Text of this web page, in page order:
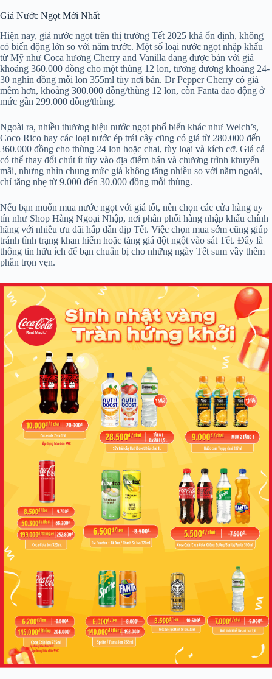
Giá Nước Ngọt Mới Nhất
Hiện nay, giá nước ngọt trên thị trường Tết 2025 khá ổn định, không
có biến động lớn so với năm trước. Một số loại nước ngọt nhập khẩu
từ Mỹ như Coca hương Cherry and Vanilla đang được bán với giá
khoảng 360.000 đồng cho một thùng 12 lon, tương đương khoảng 24-
30 nghìn đồng mỗi lon 355ml tùy nơi bán. Dr Pepper Cherry có giá
mềm hơn, khoảng 300.000 đồng/thùng 12 lon, còn Fanta dao động ở
mức gần 299.000 đồng/thùng.
Ngoài ra, nhiều thương hiệu nước ngọt phổ biến khác như Welch’s,
Coco Rico hay các loại nước ép trái cây cũng có giá từ 280.000 đến
360.000 đồng cho thùng 24 lon hoặc chai, tùy loại và kích cỡ. Giá cả
có thể thay đổi chút ít tùy vào địa điểm bán và chương trình khuyến
mãi, nhưng nhìn chung mức giá không tăng nhiều so với năm ngoái,
chỉ tăng nhẹ từ 9.000 đến 30.000 đồng mỗi thùng.
Nếu bạn muốn mua nước ngọt với giá tốt, nên chọn các cửa hàng uy
tín như Shop Hàng Ngoại Nhập, nơi phân phối hàng nhập khẩu chính
hãng với nhiều ưu đãi hấp dẫn dịp Tết. Việc chọn mua sớm cũng giúp
tránh tình trạng khan hiếm hoặc tăng giá đột ngột vào sát Tết. Đây là
thông tin hữu ích để bạn chuẩn bị cho những ngày Tết sum vầy thêm
phần trọn vẹn.